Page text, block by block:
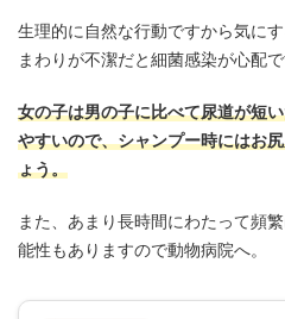
生理的に自然な行動ですから気に
まわりが不潔だと細菌感染が心配で
女の子は男の子に比べて尿道が短
やすいので、シャンプー時にはお
ょう。
また、あまり長時間にわたって頻
能性もありますので動物病院へ。